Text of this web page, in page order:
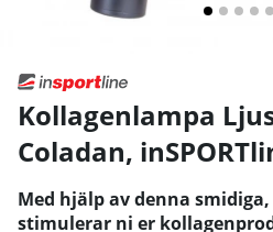
Kollagenlampa
Coladan,
Med hjälp av denna
stimulerar ni er